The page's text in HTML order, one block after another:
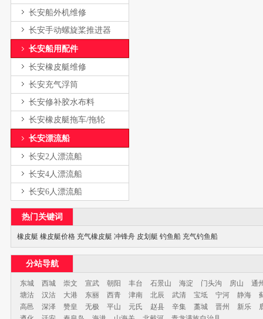
长安船外机维修
长安手动螺旋桨推进器
长安船用配件
长安橡皮艇维修
长安充气浮筒
长安修补胶水布料
长安橡皮艇拖车/拖轮
长安漂流船
长安2人漂流船
长安4人漂流船
长安6人漂流船
热门关键词
橡皮艇 橡皮艇价格 充气橡皮艇 冲锋舟 皮划艇 钓鱼船 充气钓鱼船
分站导航
东城 西城 崇文 宣武 朝阳 丰台 石景山 海淀 门头沟 房山
通
塘沽
汉沽 大港 东丽 西青 津南 北辰 武清 宝坻 宁河 静海
高邑
深泽 赞皇 无极 平山 元氏 赵县 辛集 藁城 晋州 新乐